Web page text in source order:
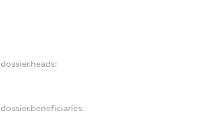
dossier.heads:
dossier.beneficiaries: